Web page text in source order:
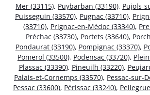
Mer (33115), Puybarban (33190), Pujols-
Puisseguin (33570), Pugnac (33710),
(33710), Prignac-en-Médoc (33340),
Préchac (33730), Portets (33640),
Pondaurat (33190), Pompignac (33370),
Pomerol (33500), Podensac (33720),
Plassac (33390), Pineuilh (33220),
Palais-et-Cornemps (33570), Pessac-sur-
Pessac (33600), Périssac (33240),